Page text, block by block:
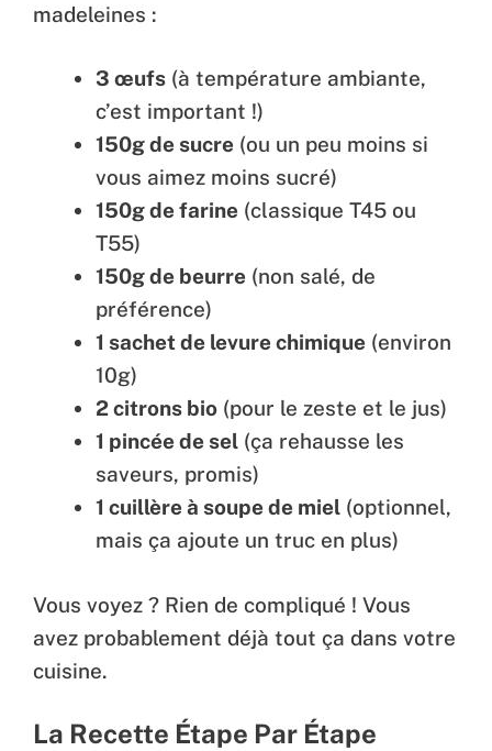
madeleines :
3 œufs (à température ambiante,
c’est important !)
150g de sucre (ou un peu moins si
vous aimez moins sucré)
150g de farine (classique T45 ou
T55)
150g de beurre (non salé, de
préférence)
1 sachet de levure chimique (environ
10g)
2 citrons bio (pour le zeste et le jus)
1 pincée de sel (ça rehausse les
saveurs, promis)
1 cuillère à soupe de miel (optionnel,
mais ça ajoute un truc en plus)
Vous voyez ? Rien de compliqué ! Vous
avez probablement déjà tout ça dans votre
cuisine.
La Recette Étape Par Étape